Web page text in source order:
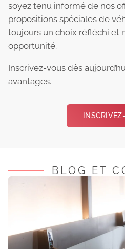
soyez tenu informé de nos
propositions spéciales de
toujours un choix réfléchi et
opportunité.
Inscrivez-vous dès
avantages.
BLOG ET